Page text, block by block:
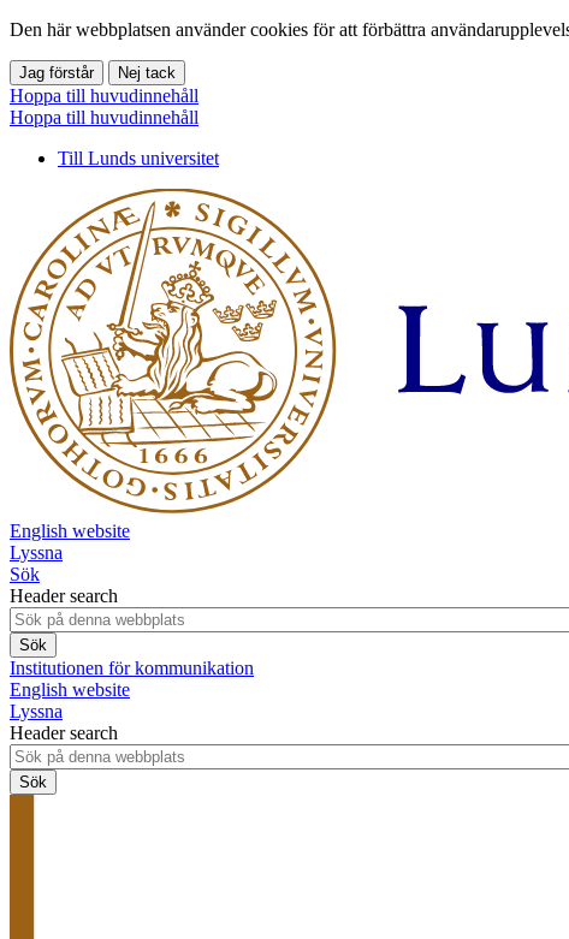
Den här webbplatsen använder cookies för att förbättra
Jag förstår Nej tack
Hoppa till huvudinnehåll
Hoppa till huvudinnehåll
Till Lunds universitet
English website
Lyssna
Sök
Header search
Institutionen för kommunikation
English website
Lyssna
Header search